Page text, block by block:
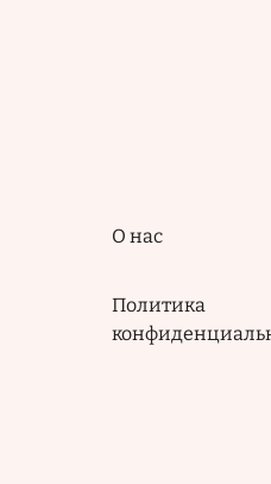
Подвал
О нас
Политика